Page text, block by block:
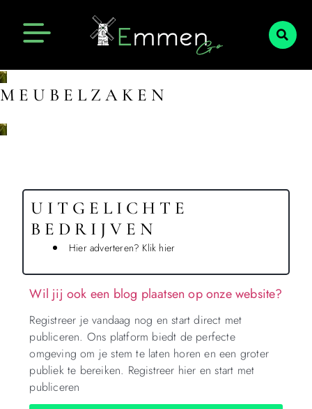
MEUBELZAKEN
UITGELICHTE
BEDRIJVEN
Hier adverteren? Klik hier
Wil jij ook een blog plaatsen op onze website?
Registreer je vandaag nog en start direct met
publiceren. Ons platform biedt de perfecte
omgeving om je stem te laten horen en een groter
publiek te bereiken. Registreer hier en start met
publiceren